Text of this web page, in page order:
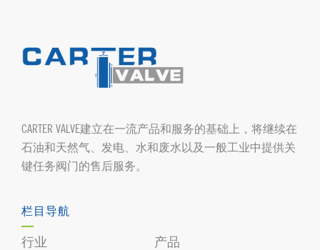
CARTER VALVE建立在一流产品和服务的基础上，将继续在
石油和天然气、发电、水和废水以及一般工业中提供关
键任务阀门的售后服务。
栏目导航
行业 产品